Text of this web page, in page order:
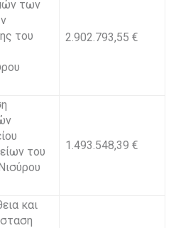
των
του
2.902.793,55 €
του
1.493.548,39 €
και